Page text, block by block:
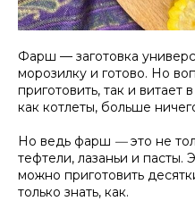
Фарш — заготовка
морозилку и готово. Но
приготовить, так и витает
как котлеты, больше
Но ведь фарш —это не
тефтели, лазаньи и пасты.
можно приготовить
только знать, как.